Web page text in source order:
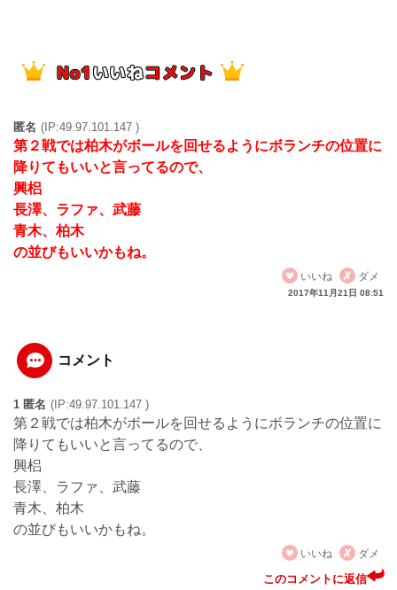
匿名 (IP:49.97.101.147 )
第２戦では柏木がボールを回せるようにボランチの位置に
降りてもいいと言ってるので、
興梠
長澤、ラファ、武藤
青木、柏木
の並びもいいかもね。
いいね
ダメ
2017年11月21日 08:51
コメント
1 匿名 (IP:49.97.101.147 )
第２戦では柏木がボールを回せるようにボランチの位置に
降りてもいいと言ってるので、
興梠
長澤、ラファ、武藤
青木、柏木
の並びもいいかもね。
いいね
ダメ
このコメントに返信